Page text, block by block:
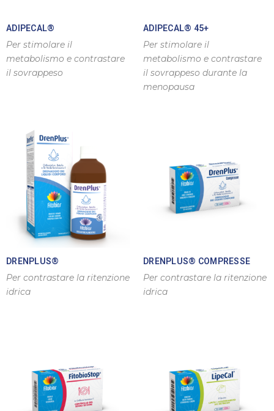
ADIPECAL®
Per stimolare il
metabolismo e contrastare
il sovrappeso
ADIPECAL® 45+
Per stimolare il
metabolismo e contrastare
il sovrappeso durante la
menopausa
DRENPLUS®
Per contrastare la ritenzione
idrica
DRENPLUS® COMPRESSE
Per contrastare la ritenzione
idrica